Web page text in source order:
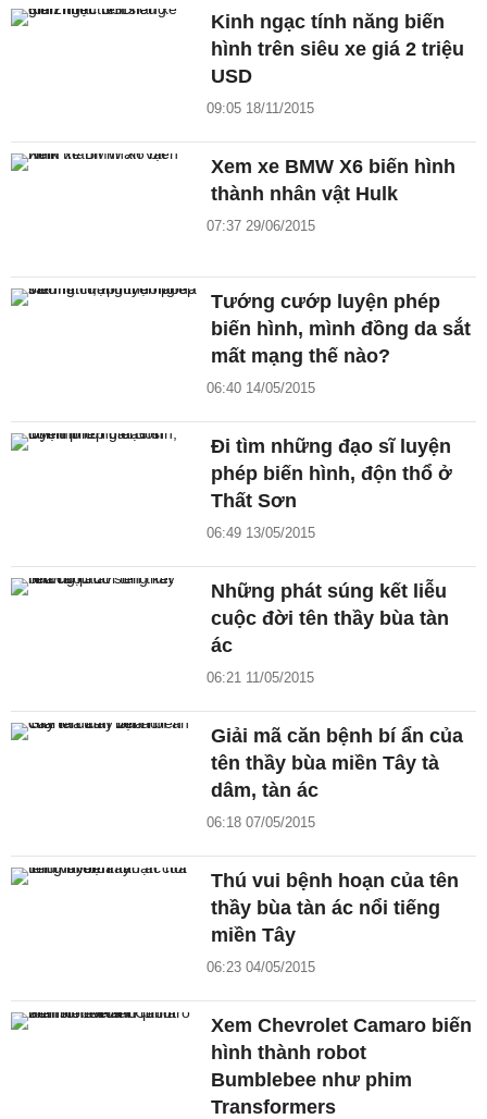
Kinh ngạc tính năng biến
hình trên siêu xe giá 2 triệu
USD
09:05 18/11/2015
Xem xe BMW X6 biến hình
thành nhân vật Hulk
07:37 29/06/2015
Tướng cướp luyện phép
biến hình, mình đồng da sắt
mất mạng thế nào?
06:40 14/05/2015
Đi tìm những đạo sĩ luyện
phép biến hình, độn thổ ở
Thất Sơn
06:49 13/05/2015
Những phát súng kết liễu
cuộc đời tên thầy bùa tàn
ác
06:21 11/05/2015
Giải mã căn bệnh bí ẩn của
tên thầy bùa miền Tây tà
dâm, tàn ác
06:18 07/05/2015
Thú vui bệnh hoạn của tên
thầy bùa tàn ác nổi tiếng
miền Tây
06:23 04/05/2015
Xem Chevrolet Camaro biến
hình thành robot
Bumblebee như phim
Transformers